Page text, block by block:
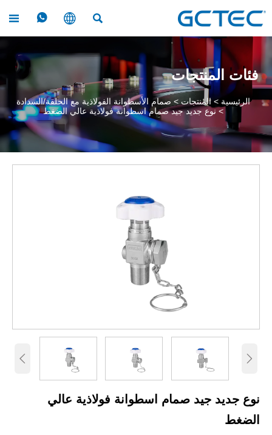




فئات المنتجات
الرئيسية >المنتجات > صمام الأسطوانة الفولاذية مع الحلقة/السدادة
>نوع جديد جيد صمام اسطوانة فولاذية عالي الضغط
 
نوع جديد جيد صمام اسطوانة فولاذية عالي
الضغط